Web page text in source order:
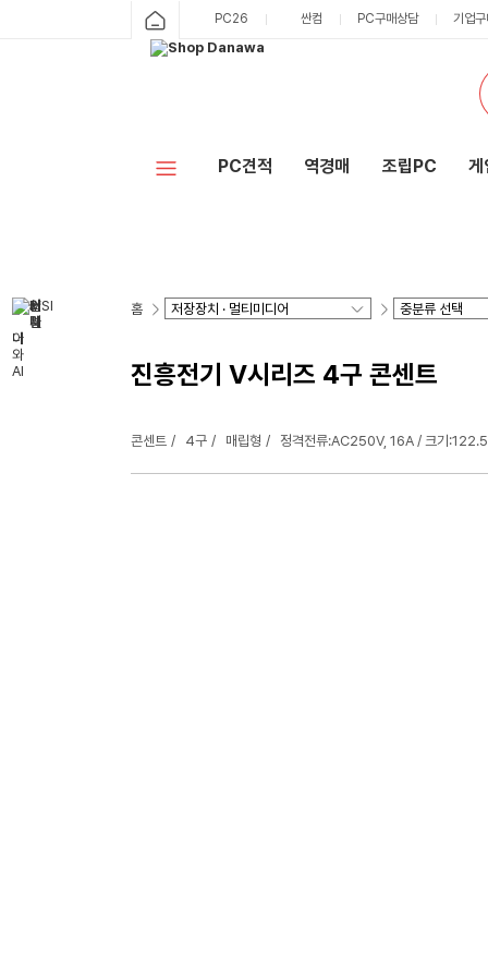
PC26 싼컴 PC구매상담 기업
PC견적 역경매 조립PC 게
홈
진흥전기 V시리즈 4구 콘센트
콘센트 4구 매립형 정격전류:AC250V, 16A / 크기